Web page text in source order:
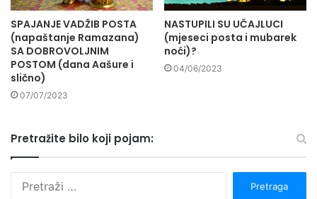
SPAJANJE VADŽIB POSTA
(napaštanje Ramazana)
SA DOBROVOLJNIM
POSTOM (dana Aašure i
slično)
07/07/2023
NASTUPILI SU UČAJLUCI
(mjeseci posta i mubarek
noći)?
04/06/2023
Pretražite bilo koji pojam: